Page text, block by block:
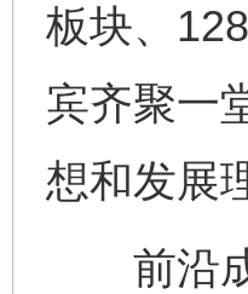
板块、
宾齐聚一
想和发展
前沿成